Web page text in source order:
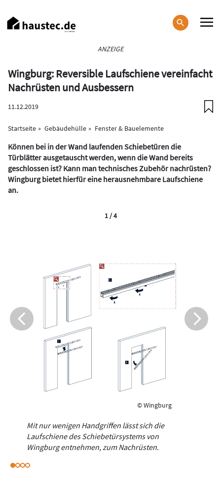
zum
Inhalt
ANZEIGE
Wingburg: Reversible Laufschiene vereinfacht
Nachrüsten und Ausbessern
11.12.2019
Startseite Gebäudehülle Fenster & Bauelemente
Können bei in der Wand laufenden Schiebetüren die
Türblätter ausgetauscht werden, wenn die Wand bereits
geschlossen ist? Kann man technisches Zubehör nachrüsten?
Wingburg bietet hierfür eine herausnehmbare Laufschiene
an.
© Wingburg
Mit nur wenigen Handgriffen lässt sich die
Laufschiene des Schiebetürsystems von
Wingburg entnehmen, zum Nachrüsten.
1 / 4